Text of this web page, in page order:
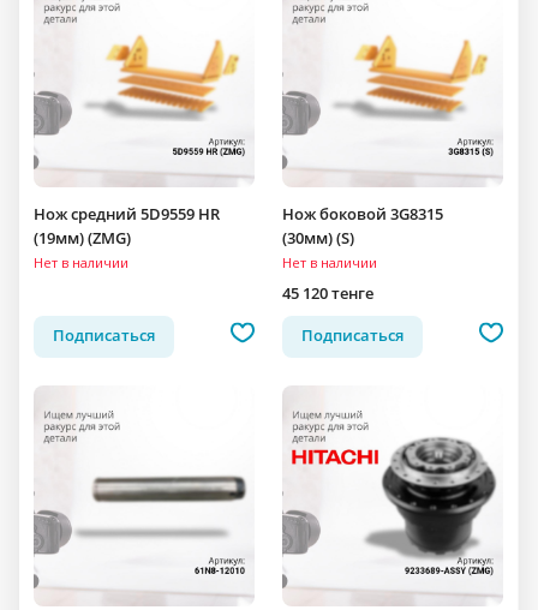
Нож средний 5D9559 HR
(19мм) (ZMG)
Нет в наличии
Подписаться
Нож боковой 3G8315
(30мм) (S)
Нет в наличии
45 120 тенге
Подписаться